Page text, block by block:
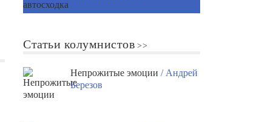
Статьи колумнистов
Непрожитые эмоции/ Андрей
Березов